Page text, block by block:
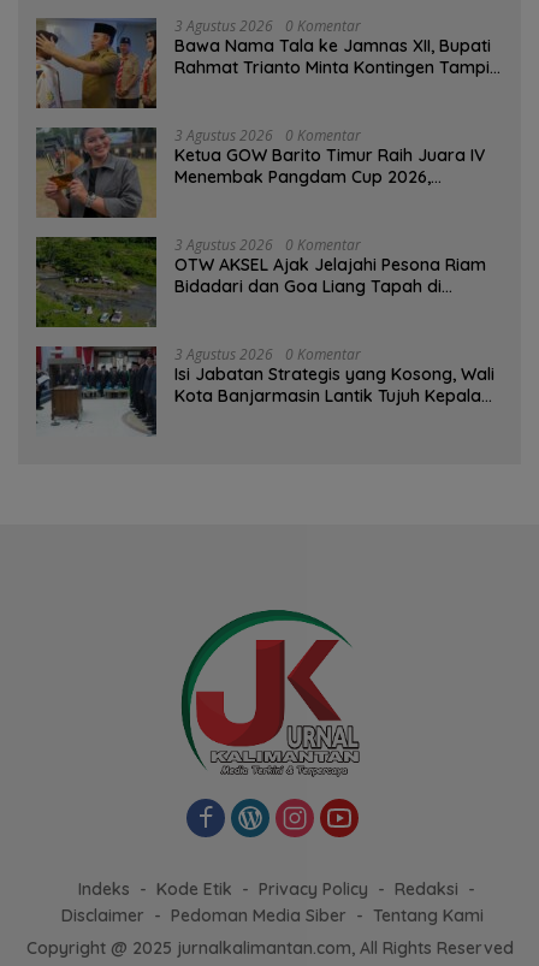
3 Agustus 2026 0 Komentar
Bawa Nama Tala ke Jamnas XII, Bupati
Rahmat Trianto Minta Kontingen Tampil
3 Agustus 2026 0 Komentar
Ketua GOW Barito Timur Raih Juara IV
Menembak Pangdam Cup 2026,
3 Agustus 2026 0 Komentar
OTW AKSEL Ajak Jelajahi Pesona Riam
Bidadari dan Goa Liang Tapah di
3 Agustus 2026 0 Komentar
Isi Jabatan Strategis yang Kosong, Wali
Kota Banjarmasin Lantik Tujuh Kepala
Indeks Kode Etik Privacy Policy
Redaksi
Disclaimer
Pedoman Media Siber
Tentang Kami
Copyright @ 2025 jurnalkalimantan.com, All Rights Reserved